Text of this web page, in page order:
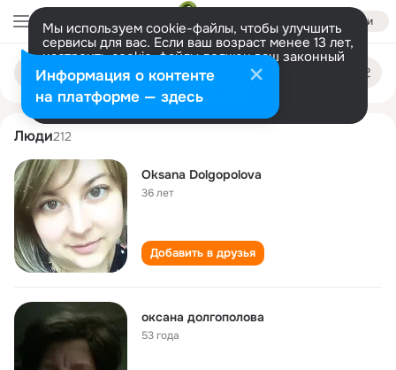
Войти
Мы используем cookie-файлы, чтобы улучшить
сервисы для вас. Если ваш возраст менее 13 лет,
настроить cookie-файлы должен ваш законный
представитель. Больше информации
Разрешить все Настроить
Поиск
людям
oksana dolgopolova
Люди212
Oksana Dolgopolova
36 лет
Добавить в друзья
оксана долгополова
53 года
Информация о контенте
на платформе — здесь